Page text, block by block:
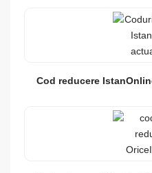
Cod reducere